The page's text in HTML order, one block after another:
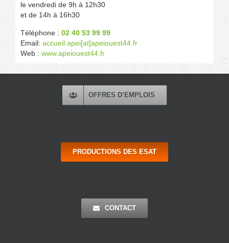
le vendredi de 9h à 12h30
et de 14h à 16h30
Téléphone : 02 40 53 99 99
Email: accueil.apei[at]apeiouest44.fr
Web : www.apeiouest44.fr
OFFRES D’EMPLOIS
PRODUCTIONS DES ESAT
CONTACT